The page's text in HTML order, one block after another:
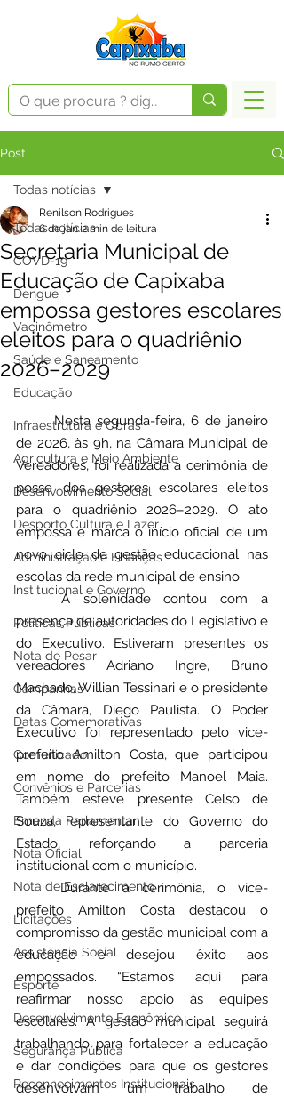
Post
Todas notícias
COVD-19
Dengue
Vacinômetro
Saúde e Saneamento
Educação
Infraestrutura e Obras
Agricultura e Meio Ambiente
Desenvolvimento Social
Desporto Cultura e Lazer
Administração e Finanças
Institucional e Governo
Políticas Públicas
Nota de Pesar
Campanhas
Datas Comemorativas
Comunicado
Convênios e Parcerias
Emenda Parlamentar
Nota Oficial
Nota de Esclarecimento
Licitações
Assistência Social
Esporte
Desenvolvimento Econômico
Segurança Pública
Reconhecimentos Institucionais
Todas notícias
Secretaria Municipal de
Educação de Capixaba
empossa gestores escolares
eleitos para o quadriênio
2026–2029
Renilson Rodrigues
6 de jan.2 min de leitura
	Nesta segunda-feira, 6 de janeiro
de 2026, às 9h, na Câmara Municipal de
Vereadores, foi realizada a cerimônia de
posse dos gestores escolares eleitos
para o quadriênio 2026–2029. O ato
empossa e marca o início oficial de um
novo ciclo de gestão educacional nas
escolas da rede municipal de ensino.
	A solenidade contou com a
presença de autoridades do Legislativo e
do Executivo. Estiveram presentes os
vereadores Adriano Ingre, Bruno
Machado, Willian Tessinari e o presidente
da Câmara, Diego Paulista. O Poder
Executivo foi representado pelo vice-
prefeito Amilton Costa, que participou
em nome do prefeito Manoel Maia.
Também esteve presente Celso de
Souza, representante do Governo do
Estado, reforçando a parceria
institucional com o município.
	Durante a cerimônia, o vice-
prefeito Amilton Costa destacou o
compromisso da gestão municipal com a
educação e desejou êxito aos
empossados. “Estamos aqui para
reafirmar nosso apoio às equipes
escolares. A gestão municipal seguirá
trabalhando para fortalecer a educação
e dar condições para que os gestores
desenvolvam um trabalho de